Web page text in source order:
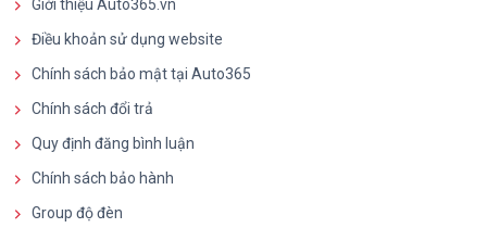
Giới thiệu Auto365.vn
Điều khoản sử dụng website
Chính sách bảo mật tại Auto365
Chính sách đổi trả
Quy định đăng bình luận
Chính sách bảo hành
Group độ đèn